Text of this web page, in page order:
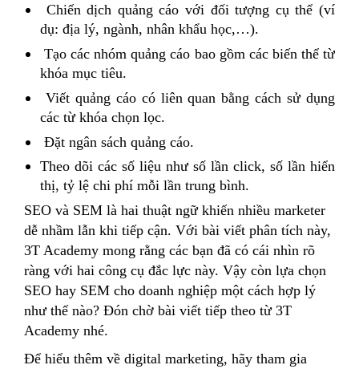
Chiến dịch quảng cáo với đối tượng cụ thể (ví
dụ: địa lý, ngành, nhân khẩu học,…).
Tạo các nhóm quảng cáo bao gồm các biến thể từ
khóa mục tiêu.
Viết quảng cáo có liên quan bằng cách sử dụng
các từ khóa chọn lọc.
Đặt ngân sách quảng cáo.
Theo dõi các số liệu như số lần click, số lần hiển
thị, tỷ lệ chi phí mỗi lần trung bình.
SEO và SEM là hai thuật ngữ khiến nhiều marketer
dễ nhầm lẫn khi tiếp cận. Với bài viết phân tích này,
3T Academy mong rằng các bạn đã có cái nhìn rõ
ràng với hai công cụ đắc lực này. Vậy còn lựa chọn
SEO hay SEM cho doanh nghiệp một cách hợp lý
như thế nào? Đón chờ bài viết tiếp theo từ 3T
Academy nhé.
Để hiểu thêm về digital marketing, hãy tham gia